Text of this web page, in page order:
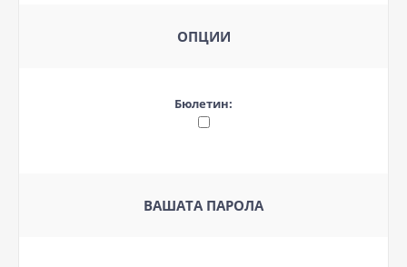
ОПЦИИ
Бюлетин:
ВАШАТА ПАРОЛА